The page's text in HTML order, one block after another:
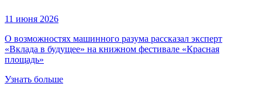
11 июня 2026
О возможностях машинного разума рассказал эксперт
«Вклада в будущее» на книжном фестивале «Красная
площадь»
Узнать больше